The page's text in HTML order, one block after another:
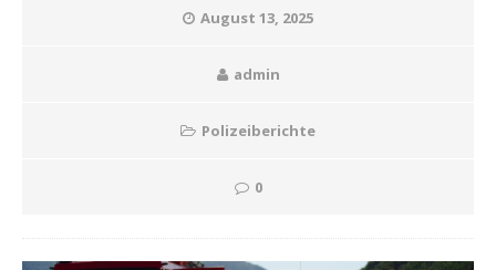
August 13, 2025
admin
Polizeiberichte
0